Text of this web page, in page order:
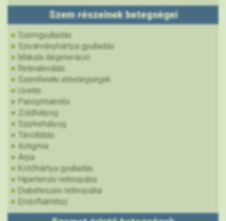
Szem részeinek betegségei
Szemgyulladás
Szivárványhártya-gyulladás
Makula degeneráció
Retinaleválás
Szemfenéki érbetegségek
Uveitis
Panophtalmitis
Zöldhályog
Szürkehályog
Távollátás
Astigmia
Árpa
Kötőhártya gyulladás
Hipertenzív retinopátia
Diabéteszes retinopátia
Endoftalmitisz